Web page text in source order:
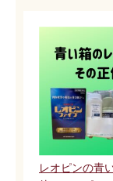
レオピンの青